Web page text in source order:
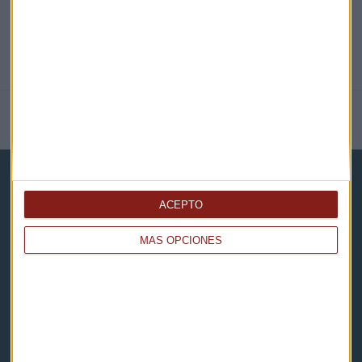
MÁS OPCIONES
ACEPTO
Capital Radio